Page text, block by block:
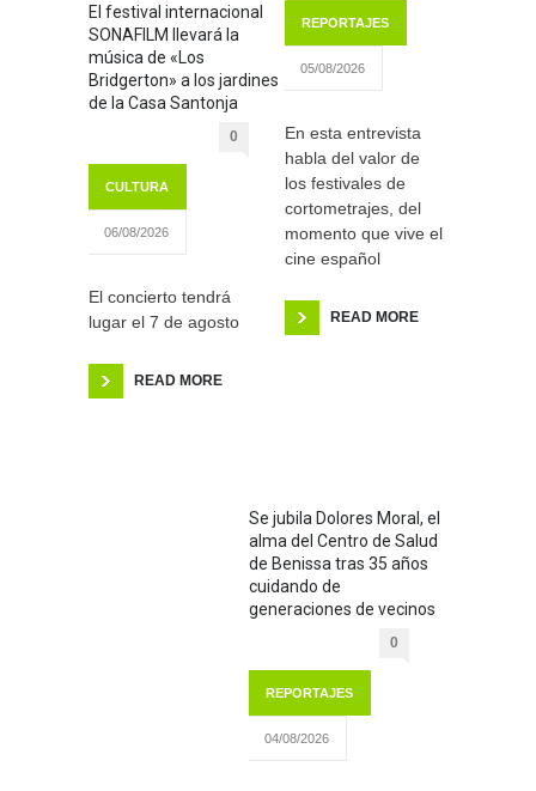
El festival internacional
SONAFILM llevará la
música de «Los
Bridgerton» a los jardines
de la Casa Santonja
0
CULTURA
06/08/2026
El concierto tendrá
lugar el 7 de agosto
READ MORE
REPORTAJES
05/08/2026
En esta entrevista
habla del valor de
los festivales de
cortometrajes, del
momento que vive el
cine español
READ MORE
Se jubila Dolores Moral, el
alma del Centro de Salud
de Benissa tras 35 años
cuidando de
generaciones de vecinos
0
REPORTAJES
04/08/2026